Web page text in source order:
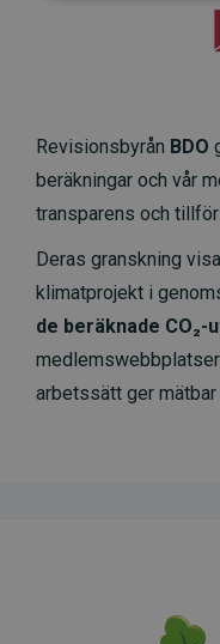
Revisionsbyrån BDO
beräkningar och vår
transparens och
Deras granskning
klimatprojekt i
de beräknade CO₂-
arbetssätt ger